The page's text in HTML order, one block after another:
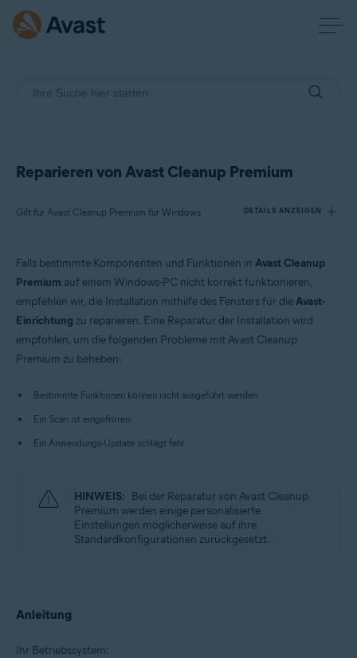
Reparieren von Avast Cleanup Premium
Gilt für Avast Cleanup Premium für Windows DETAILS ANZEIGEN
Betriebssysteme:
Microsoft Windows 10 Home/Pro/Enterprise/Education – 32-/64-Bit
Microsoft Windows 8 Home/Pro/Enterprise/Education – 32-/64-Bit
Premium/Professional/Enterprise/Ultimate – Service Pack 1 mit
Falls bestimmte Komponenten und Funktionen in Avast Cleanup
Premium auf einem Windows-PC nicht korrekt funktionieren,
empfehlen wir, die Installation mithilfe des Fensters für dieAvast-
Einrichtung zu reparieren. Eine Reparatur der Installation wird
empfohlen, um die folgenden Probleme mit Avast Cleanup
Premium zu beheben:
Bestimmte Funktionen können nicht ausgeführt werden.
Ein Scan ist eingefroren.
Ein Anwendungs-Update schlägt fehl.
HINWEIS: Bei der Reparatur von Avast Cleanup
Premium werden einige personalisierte
Einstellungen möglicherweise auf ihre
Standardkonfigurationen zurückgesetzt.
Anleitung
Ihr Betriebssystem: